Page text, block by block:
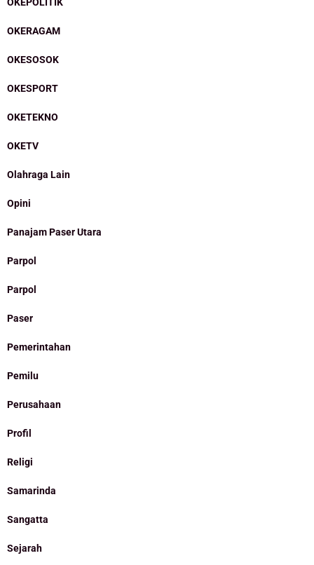
OKERAGAM
OKESOSOK
OKESPORT
OKETEKNO
OKETV
Olahraga Lain
Opini
Panajam Paser Utara
Parpol
Parpol
Paser
Pemerintahan
Pemilu
Perusahaan
Profil
Religi
Samarinda
Sangatta
Sejarah